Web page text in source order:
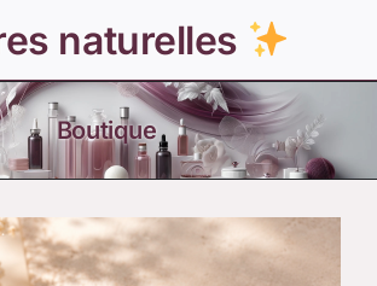
naturelles
Boutique